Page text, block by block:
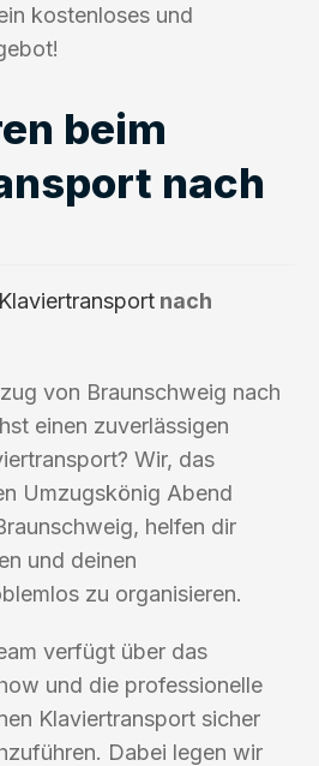
kostenloses und
beim
nach
Klaviertransport nach
von Braunschweig nach
einen zuverlässigen
Wir, das
Umzugskönig Abend
helfen dir
und deinen
zu organisieren.
verfügt über das
und die professionelle
Klaviertransport sicher
Dabei legen wir